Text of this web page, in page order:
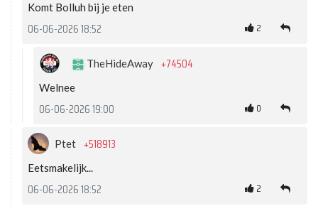
Komt Bolluh bij je eten
06-06-2026 18:52 2
TheHideAway +74504
Welnee
06-06-2026 19:00 0
Ptet +518913
Eetsmakelijk...
06-06-2026 18:52 2